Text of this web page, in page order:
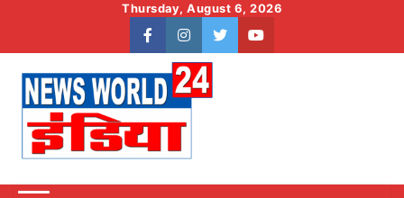
content
Thursday, August 6, 2026
facebookinstagram
twitteryoutube